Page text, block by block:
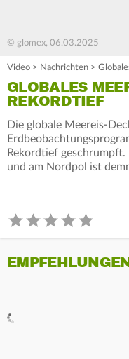
© glomex, 06.03.2025
Video > Nachrichten >
GLOBALES
REKORDTIEF
Die globale Meereis-
Rekordtief
und am Nordpol ist